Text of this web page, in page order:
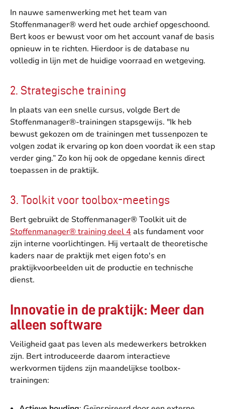
In nauwe samenwerking met het team van
Stoffenmanager® werd het oude archief opgeschoond.
Bert koos er bewust voor om het account vanaf de basis
opnieuw in te richten. Hierdoor is de database nu
volledig in lijn met de huidige voorraad en wetgeving.
2. Strategische training
In plaats van een snelle cursus, volgde Bert de
Stoffenmanager®-trainingen stapsgewijs. "Ik heb
bewust gekozen om de trainingen met tussenpozen te
volgen zodat ik ervaring op kon doen voordat ik een stap
verder ging.” Zo kon hij ook de opgedane kennis direct
toepassen in de praktijk.
3. Toolkit voor toolbox-meetings
Bert gebruikt de Stoffenmanager® Toolkit uit de
Stoffenmanager® training deel 4 als fundament voor
zijn interne voorlichtingen. Hij vertaalt de theoretische
kaders naar de praktijk met eigen foto's en
praktijkvoorbeelden uit de productie en technische
dienst.
Innovatie in de praktijk: Meer dan
alleen software
Veiligheid gaat pas leven als medewerkers betrokken
zijn. Bert introduceerde daarom interactieve
werkvormen tijdens zijn maandelijkse toolbox-
trainingen: